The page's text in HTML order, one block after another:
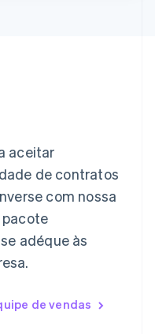
aceitar
de contratos
com nossa
pacote
adéque às
de vendas